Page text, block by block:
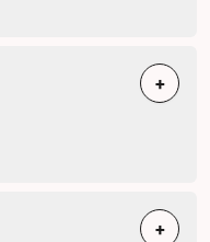
+
+